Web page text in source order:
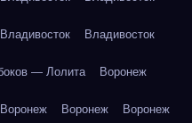
Владивосток Владивосток
— Лолита Воронеж
Воронеж Воронеж Воронеж